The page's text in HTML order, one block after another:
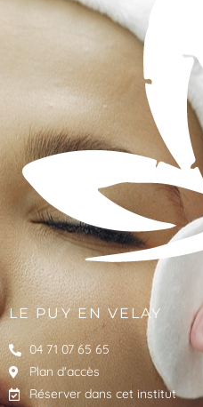
LE PUY EN VELAY
04 71 07 65 65
Plan d'accès
Réserver dans cet institut